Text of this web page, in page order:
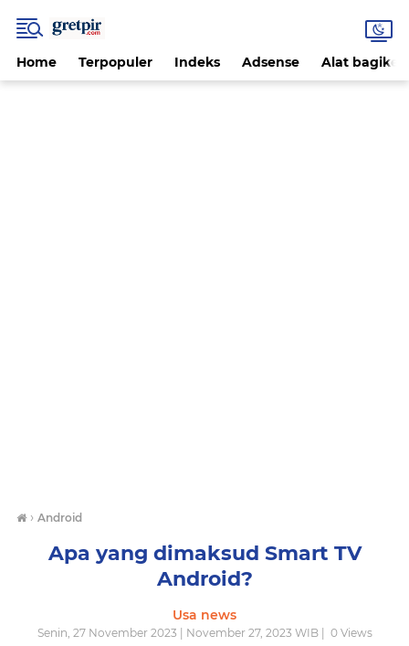
Home Terpopuler Indeks Adsense Alat
› Android
Apa yang dimaksud Smart TV
Android?
Usa news
Senin, 27 November 2023 | November 27, 2023 WIB | 0Views